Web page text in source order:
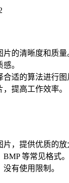
的清晰度和质量
。
适的算法进行图
提高工作效率。
，提供优质的放
等常见格式。
有使用限制。